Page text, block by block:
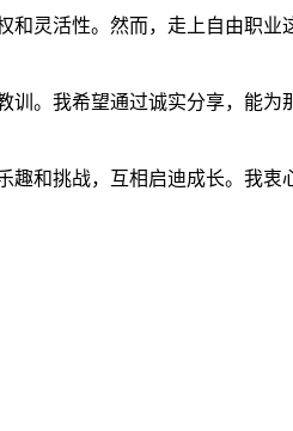
灵活性。然而，走上自由职业
。我希望通过诚实分享，能为
和挑战，互相启迪成长。我衷